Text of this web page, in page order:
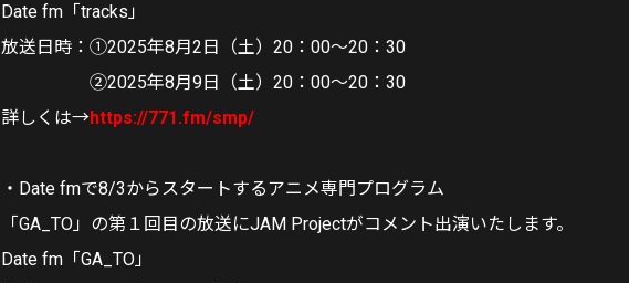
Date fm「tracks」
放送日時：①2025年8月2日（土）20：00～20：30
②2025年8月9日（土）20：00～20：30
詳しくは→https://771.fm/smp/
・Date fmで8/3からスタートするアニメ専門プログラム
「GA_TO」の第１回目の放送にJAM Projectがコメント出演いたします。
Date fm「GA_TO」